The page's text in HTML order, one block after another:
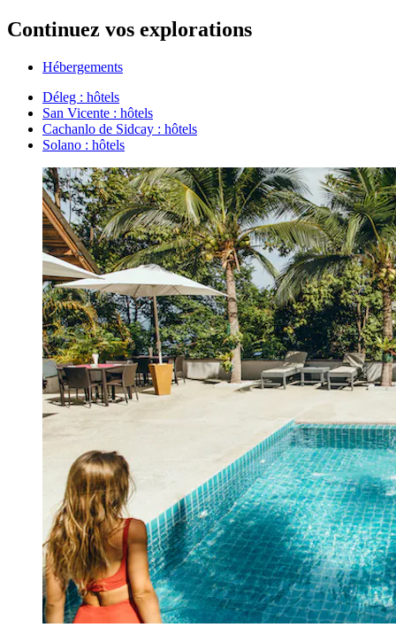
Continuez vos explorations
Hébergements
Déleg : hôtels
San Vicente : hôtels
Cachanlo de Sidcay : hôtels
Solano : hôtels